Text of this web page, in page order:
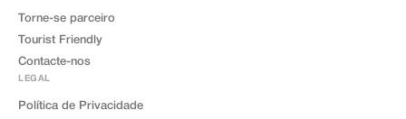
Torne-se parceiro
Tourist Friendly
Contacte-nos
LEGAL
Política de Privacidade